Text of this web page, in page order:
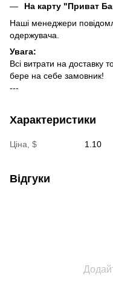
На карту "Приват
Наші менеджери
одержувача.
Увага:
Всі витрати на доставку
бере на себе замовник!
---
Характеристики
Ціна, $ 1.10
Відгуки